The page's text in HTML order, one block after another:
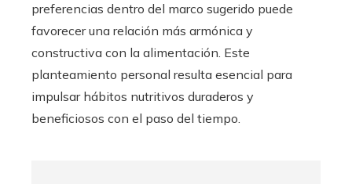
preferencias dentro del marco sugerido puede
favorecer una relación más armónica y
constructiva con la alimentación. Este
planteamiento personal resulta esencial para
impulsar hábitos nutritivos duraderos y
beneficiosos con el paso del tiempo.